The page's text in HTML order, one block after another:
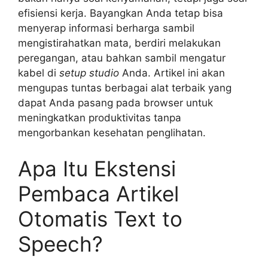
efisiensi kerja. Bayangkan Anda tetap bisa
menyerap informasi berharga sambil
mengistirahatkan mata, berdiri melakukan
peregangan, atau bahkan sambil mengatur
kabel di setup studio Anda. Artikel ini akan
mengupas tuntas berbagai alat terbaik yang
dapat Anda pasang pada browser untuk
meningkatkan produktivitas tanpa
mengorbankan kesehatan penglihatan.
Apa Itu Ekstensi
Pembaca Artikel
Otomatis Text to
Speech?